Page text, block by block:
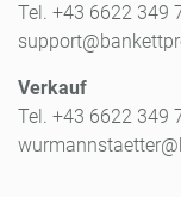
Tel. +43 6622 349
Verkauf
Tel. +43 6622 349